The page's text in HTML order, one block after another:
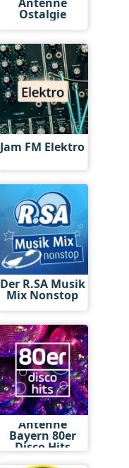
Ostalgie
Jam FM Elektro
Der R.SA Musik
Mix Nonstop
Antenne
Bayern 80er
Disco Hits